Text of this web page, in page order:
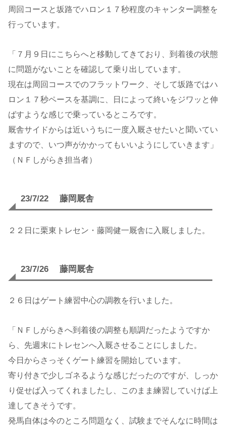
周回コースと坂路でハロン１７秒程度のキャンター調整を
行っています。
「７月９日にこちらへと移動してきており、到着後の状態
に問題がないことを確認して乗り出しています。
現在は周回コースでのフラットワーク、そして坂路ではハ
ロン１７秒ペースを基調に、日によって終いをジワッと伸
ばすような感じで乗っているところです。
厩舎サイドからは近いうちに一度入厩させたいと聞いてい
ますので、いつ声がかかってもいいようにしていきます」
（ＮＦしがらき担当者）
23/7/22 藤岡厩舎
２２日に栗東トレセン・藤岡健一厩舎に入厩しました。
23/7/26 藤岡厩舎
２６日はゲート練習中心の調教を行いました。
「ＮＦしがらきへ到着後の調整も順調だったようですか
ら、先週末にトレセンへ入厩させることにしました。
今日からさっそくゲート練習を開始しています。
寄り付きで少しゴネるような感じだったのですが、しっか
り促せば入ってくれましたし、このまま練習していけば上
達してきそうです。
発馬自体は今のところ問題なく、試験までそんなに時間は